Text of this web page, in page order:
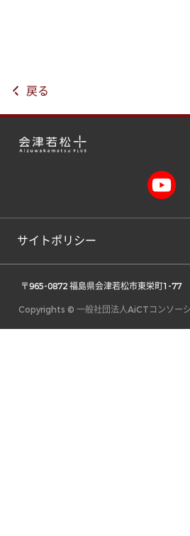
戻る
サイトポリシー
〒965-0872 福島県会津若松市東栄町1-77
Copyrights © 一般社団法人AiCTコンソー